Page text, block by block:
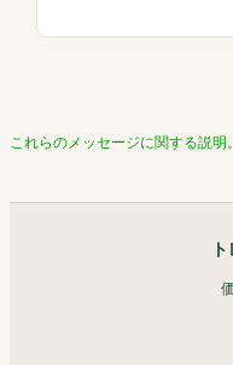
これらのメッセージに関する説明。